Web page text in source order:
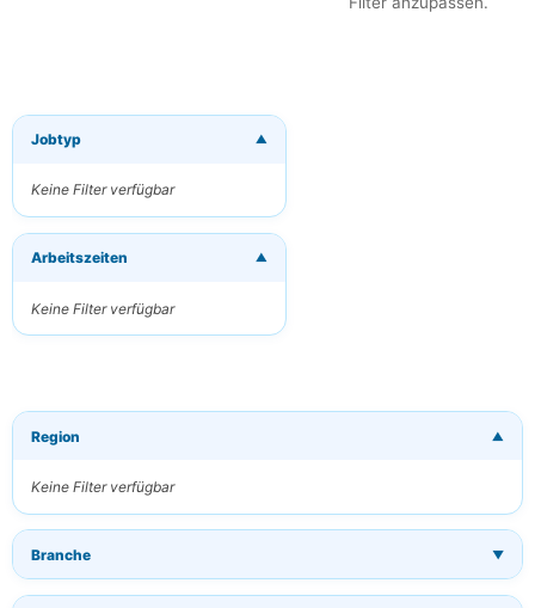
Jobtyp ▼
Keine Filter verfügbar
Arbeitszeiten ▼
Keine Filter verfügbar
Region ▼
Keine Filter verfügbar
Branche ▼